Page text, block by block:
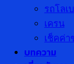
รถโลเ
เครน
เช็คค่า
บทความ